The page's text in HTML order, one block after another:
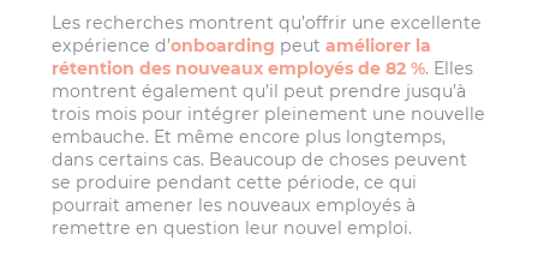
Les recherches montrent qu’offrir une excellente
expérience d’onboarding peutaméliorer la
rétention des nouveaux employés de 82 %. Elles
montrent également qu’il peut prendre jusqu’à
trois mois pour intégrer pleinement une nouvelle
embauche. Et même encore plus longtemps,
dans certains cas. Beaucoup de choses peuvent
se produire pendant cette période, ce qui
pourrait amener les nouveaux employés à
remettre en question leur nouvel emploi.